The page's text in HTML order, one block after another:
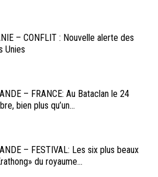
– CONFLIT : Nouvelle alerte des
Unies
– FRANCE: Au Bataclan le 24
bien plus qu’un...
– FESTIVAL: Les six plus beaux
du royaume...